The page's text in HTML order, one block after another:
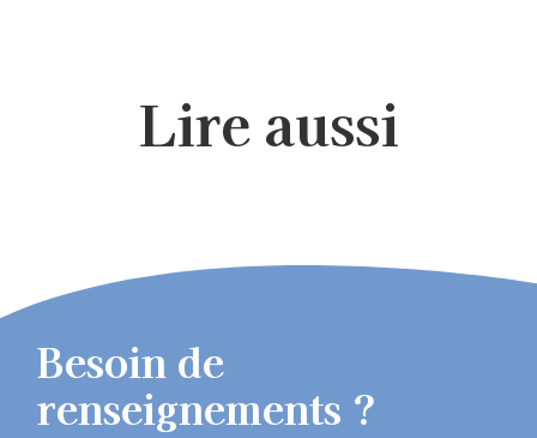
Lire aussi
Besoin de
renseignements ?